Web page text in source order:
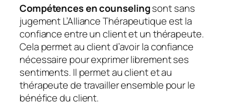
Compétences en counselingsont sans
jugementL’Alliance Thérapeutique est la
confiance entre un client et un thérapeute.
Cela permet au client d’avoir la confiance
nécessaire pour exprimer librement ses
sentiments. Il permet au client et au
thérapeute de travailler ensemble pour le
bénéfice du client.